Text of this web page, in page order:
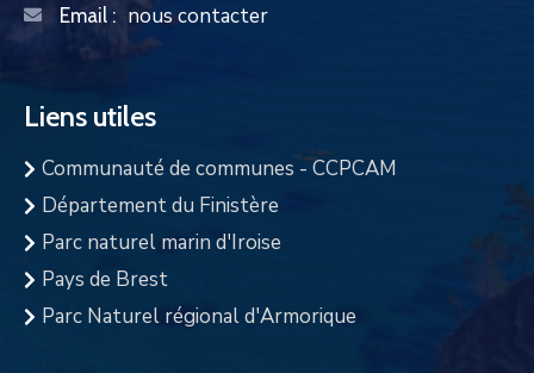
Email : nous contacter
Liens utiles
Communauté de communes - CCPCAM
Département du Finistère
Parc naturel marin d'Iroise
Pays de Brest
Parc Naturel régional d'Armorique